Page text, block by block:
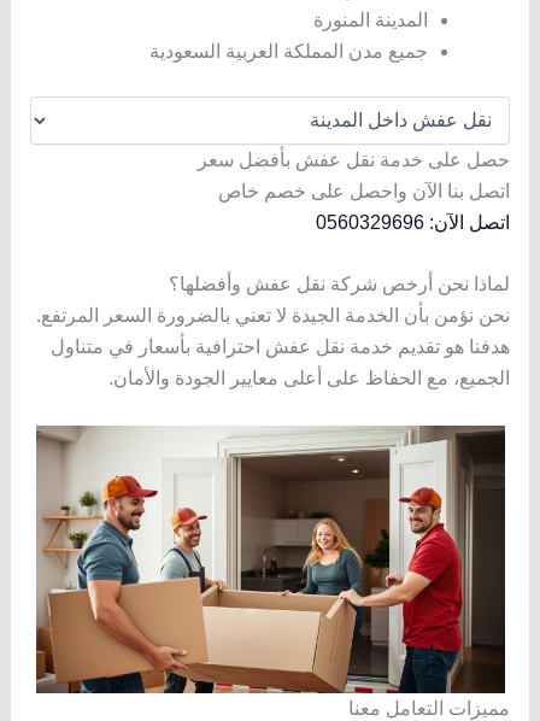
المدينة المنورة
جميع مدن المملكة العربية السعودية
حصل على خدمة نقل عفش بأفضل سعر
اتصل بنا الآن واحصل على خصم خاص
اتصل الآن: 0560329696
لماذا نحن أرخص شركة نقل عفش وأفضلها؟
نحن نؤمن بأن الخدمة الجيدة لا تعني بالضرورة السعر المرتفع.
هدفنا هو تقديم خدمة نقل عفش احترافية بأسعار في متناول
الجميع، مع الحفاظ على أعلى معايير الجودة والأمان.
مميزات التعامل معنا